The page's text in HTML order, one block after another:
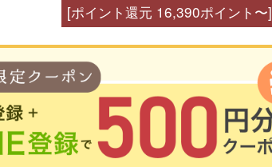
[ポイント還元 16,390ポイント〜]